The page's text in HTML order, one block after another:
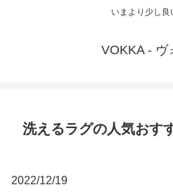
いまより少し良
VOKKA - ヴ
洗えるラグの人気おす
2022/12/19